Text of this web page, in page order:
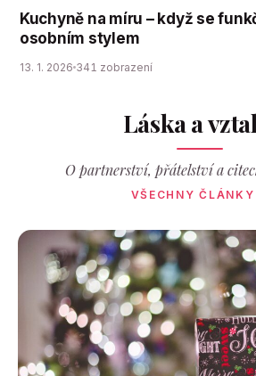
Kuchyně na míru – když se
osobním stylem
13. 1. 2026 341 zobrazení
Láska a
O partnerství, přátelství a
VŠECHNY ČLÁNKY